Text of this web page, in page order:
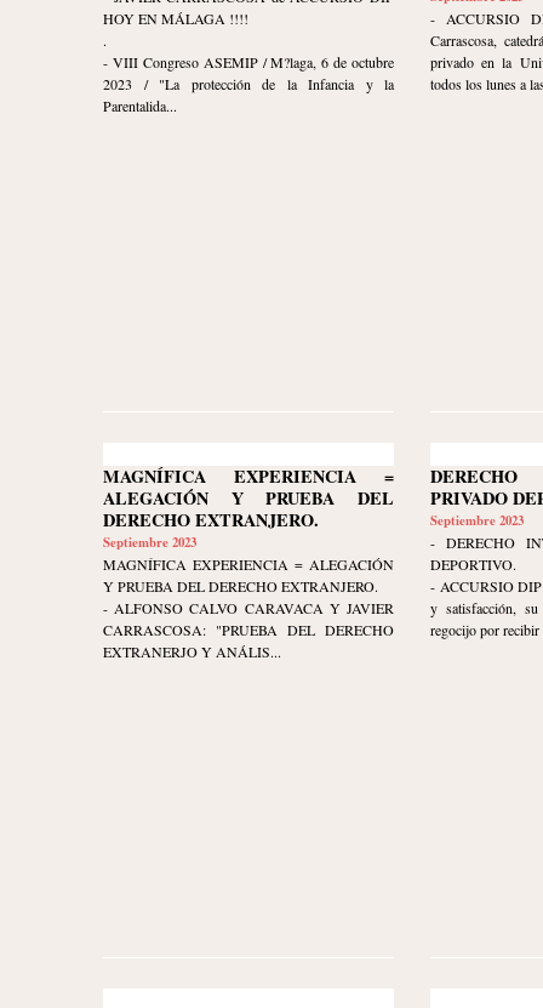
HOY EN MÁLAGA !!!!
.
- VIII Congreso ASEMIP / M?laga, 6 de octubre
2023 / "La protección de la Infancia y la
Parentalida...
- ACCURSIO
Carrascosa,
privado en la
todos los lunes a
MAGNÍFICA EXPERIENCIA =
ALEGACIÓN Y PRUEBA DEL
DERECHO EXTRANJERO.
Septiembre 2023
MAGNÍFICA EXPERIENCIA = ALEGACIÓN
Y PRUEBA DEL DERECHO EXTRANJERO.
- ALFONSO CALVO CARAVACA Y JAVIER
CARRASCOSA: "PRUEBA DEL DERECHO
EXTRANERJO Y ANÁLIS...
PRIVADO
Septiembre 2023
- DERECHO
DEPORTIVO.
- ACCURSIO DIP
y satisfacción,
regocijo por recibir